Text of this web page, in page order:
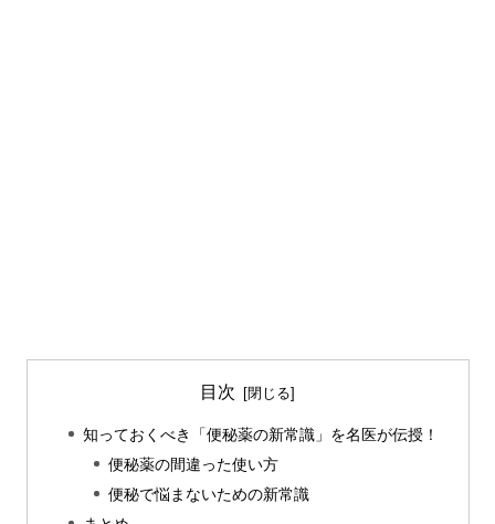
目次
知っておくべき「便秘薬の新常識」を名医が伝授！
便秘薬の間違った使い方
便秘で悩まないための新常識